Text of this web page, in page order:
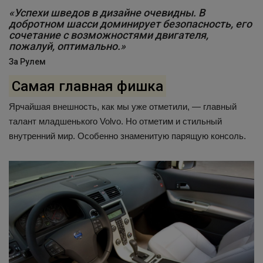
«Успехи шведов в дизайне очевидны. В
добротном шасси доминирует безопасность, его
сочетание с возможностями двигателя,
пожалуй, оптимально.»
За Рулем
Самая главная фишка
Ярчайшая внешность, как мы уже отметили, — главный
талант младшенького Volvo. Но отметим и стильный
внутренний мир. Особенно знаменитую парящую консоль.